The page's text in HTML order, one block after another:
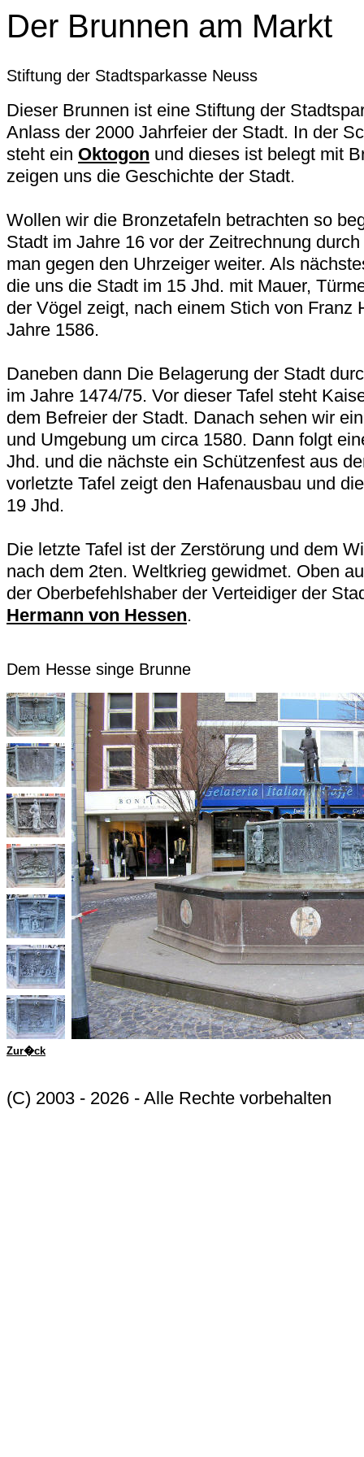
Der Brunnen am Markt
Stiftung der Stadtsparkasse Neuss
Dieser Brunnen ist eine Stiftung der
Anlass der 2000 Jahrfeier der Stadt. In der
steht ein Oktogon und dieses ist belegt mit
zeigen uns die Geschichte der Stadt.
Wollen wir die Bronzetafeln betrachten so
Stadt im Jahre 16 vor der Zeitrechnung
man gegen den Uhrzeiger weiter. Als
die uns die Stadt im 15 Jhd. mit Mauer,
der Vögel zeigt, nach einem Stich von Franz
Jahre 1586.
Daneben dann Die Belagerung der Stadt
im Jahre 1474/75. Vor dieser Tafel steht
dem Befreier der Stadt. Danach sehen wir
und Umgebung um circa 1580. Dann folgt
Jhd. und die nächste ein Schützenfest aus
vorletzte Tafel zeigt den Hafenausbau und
19 Jhd.
Die letzte Tafel ist der Zerstörung und dem
nach dem 2ten. Weltkrieg gewidmet. Oben
der Oberbefehlshaber der Verteidiger der
Hermann von Hessen.
Dem Hesse singe Brunne
Zur�ck
(C) 2003 - 2026 - Alle Rechte vorbehalten